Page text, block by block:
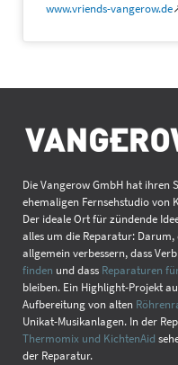
www.vriends-vangerow.de
Die Vangerow GmbH hat ihren
ehemaligen Fernsehstudio von
Der ideale Ort für zündende
alles um die Reparatur:
allgemein verbessern, dass
finden und dass Reparaturen
bleiben. Ein Highlight-Projekt
Aufbereitung von alten
Unikat-Musikanlagen. In der
Thermomix und KichtenAid
der Reparatur.